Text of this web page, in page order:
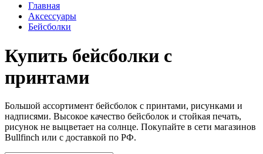
Главная
Аксессуары
Бейсболки
Купить бейсболки с
принтами
Большой ассортимент бейсболок с принтами, рисунками и
надписями. Высокое качество бейсболок и стойкая печать,
рисунок не выцветает на солнце. Покупайте в сети магазинов
Bullfinch или с доставкой по РФ.